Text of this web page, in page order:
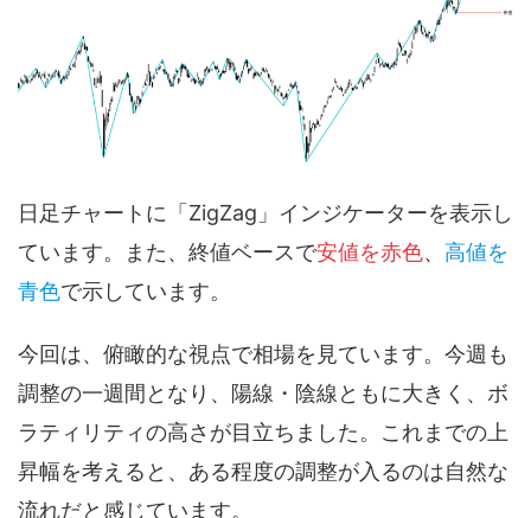
日足チャートに「ZigZag」インジケーターを表示し
ています。また、終値ベースで安値を赤色、 高値を
青色で示しています。
今回は、俯瞰的な視点で相場を見ています。今週も
調整の一週間となり、陽線・陰線ともに大きく、ボ
ラティリティの高さが目立ちました。これまでの上
昇幅を考えると、ある程度の調整が入るのは自然な
流れだと感じています。